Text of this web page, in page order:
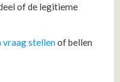
of de legitieme
vraag stellenof bellen